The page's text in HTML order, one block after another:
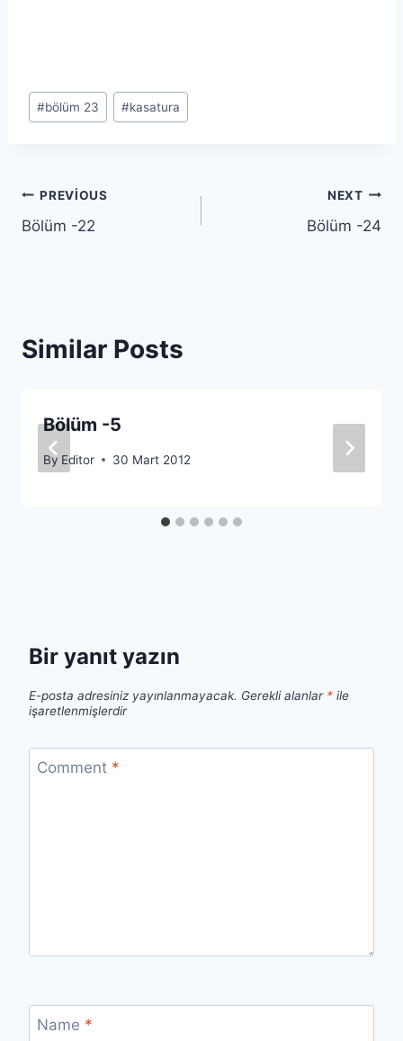
Post
Tags:
#bölüm 23 #kasatura
Yazı
gezinmesi
PREVIOUS
Bölüm -22
NEXT
Bölüm -24
Similar Posts
Bölüm -5
By Editor 30 Mart 2012
Bir yanıt yazın
E-posta adresiniz yayınlanmayacak. Gerekli alanlar * ile
işaretlenmişlerdir
Comment *
Name *